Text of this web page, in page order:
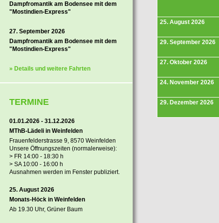
Dampfromantik am Bodensee mit dem
"Mostindien-Express"
27. September 2026
Dampfromantik am Bodensee mit dem
"Mostindien-Express"
» Details und weitere Fahrten
TERMINE
01.01.2026 - 31.12.2026
MThB-Lädeli in Weinfelden
Frauenfelderstrasse 9, 8570 Weinfelden
Unsere Öffnungszeiten (normalerweise):
> FR 14:00 - 18:30 h
> SA 10:00 - 16:00 h
Ausnahmen werden im Fenster publiziert.
25. August 2026
Monats-Höck in Weinfelden
Ab 19.30 Uhr, Grüner Baum
25. August 2026
29. September 2026
27. Oktober 2026
24. November 2026
29. Dezember 2026